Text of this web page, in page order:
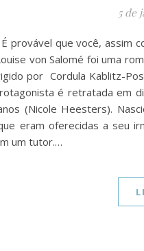
5 de
provável que você, assim
von Salomé foi uma
por Cordula Kablitz-
é retratada em
(Nicole Heesters).
eram oferecidas a seu
um tutor.…